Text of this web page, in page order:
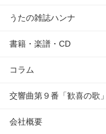
うたの雑誌ハンナ
書籍・楽譜・CD
コラム
交響曲第９番「歓喜の歌」
会社概要